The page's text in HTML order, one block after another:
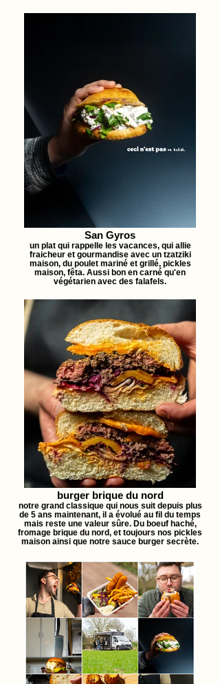
San Gyros
un plat qui rappelle les vacances, qui allie
fraicheur et gourmandise avec un tzatziki
maison, du poulet mariné et grillé, pickles
maison, fêta. Aussi bon en carné qu'en
végétarien avec des falafels.
burger brique du nord
notre grand classique qui nous suit depuis plus
de 5 ans maintenant, il a évolué au fil du temps
mais reste une valeur sûre. Du boeuf haché,
fromage brique du nord, et toujours nos pickles
maison ainsi que notre sauce burger secrète.